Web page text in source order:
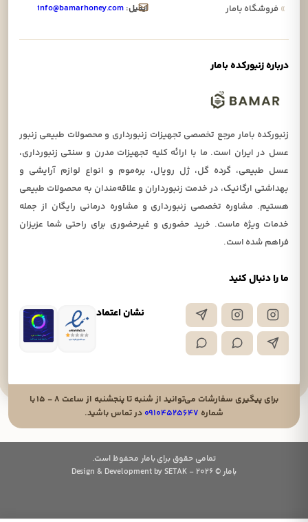
ما را دنبال کنید
نشان اعتماد
»فروشگاه بامار
ایمیل: info@bamarhoney.com
درباره زنبورکده بامار
زنبورکده بامار مرجع تخصصی تجهیزات زنبورداری و محصولات طبیعی زنبور
عسل در ایران است. ما با ارائه کلیه تجهیزات مدرن و سنتی زنبورداری،
عسل طبیعی، گرده گل، ژل رویال، بره‌موم و انواع لوازم آرایشی و
بهداشتی ارگانیک، در خدمت زنبورداران و علاقه‌مندان به محصولات طبیعی
هستیم. مشاوره تخصصی زنبورداری و مشاوره درمانی رایگان از جمله
خدمات ویژه ماست. خرید حضوری و غیرحضوری برای راحتی شما عزیزان
فراهم شده است.
برای پیگیری سفارشات می‌توانید از شنبه تا پنجشنبه از ساعت ۸ - ۱۵ با
شماره ۰۹۱۰۴۵۲۵۶۴۷در تماس باشید.
تمامی حقوق برای بامار محفوظ است.
بامار © 2026 - Design & Development by SETAK